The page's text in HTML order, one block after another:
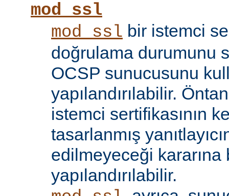
mod_ssl
mod_ssl bir istemci
doğrulama durumunu
OCSP sunucusunu
yapılandırılabilir.
istemci sertifikasının
tasarlanmış
edilmeyeceği kararına
yapılandırılabilir.